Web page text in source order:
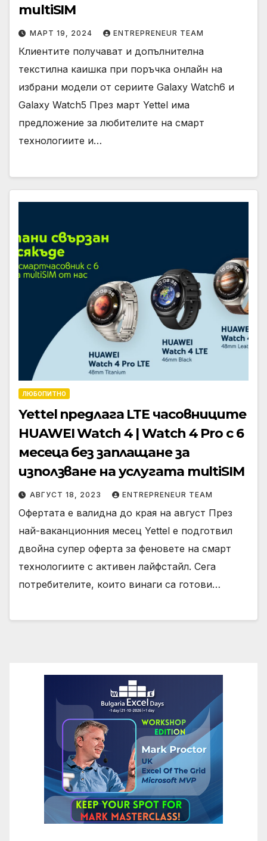
multiSIM
МАРТ 19, 2024 ENTREPRENEUR TEAM
Клиентите получават и допълнителна
текстилна каишка при поръчка онлайн на
избрани модели от сериите Galaxy Watch6 и
Galaxy Watch5 През март Yettel има
предложение за любителите на смарт
технологиите и…
ЛЮБОПИТНО
Yettel предлага LTE часовниците
HUAWEI Watch 4 | Watch 4 Pro с 6
месеца без заплащане за
използване на услугата multiSIM
АВГУСТ 18, 2023 ENTREPRENEUR TEAM
Офертата е валидна до края на август През
най-ваканционния месец Yettel е подготвил
двойна супер оферта за феновете на смарт
технологиите с активен лайфстайл. Сега
потребителите, които винаги са готови…